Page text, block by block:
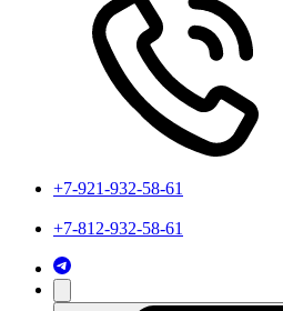
+7-921-932-58-61
+7-812-932-58-61